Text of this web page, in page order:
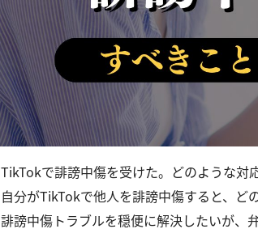
TikTokで誹謗中傷を受けた。どのような対
自分がTikTokで他人を誹謗中傷すると、ど
誹謗中傷トラブルを穏便に解決したいが、